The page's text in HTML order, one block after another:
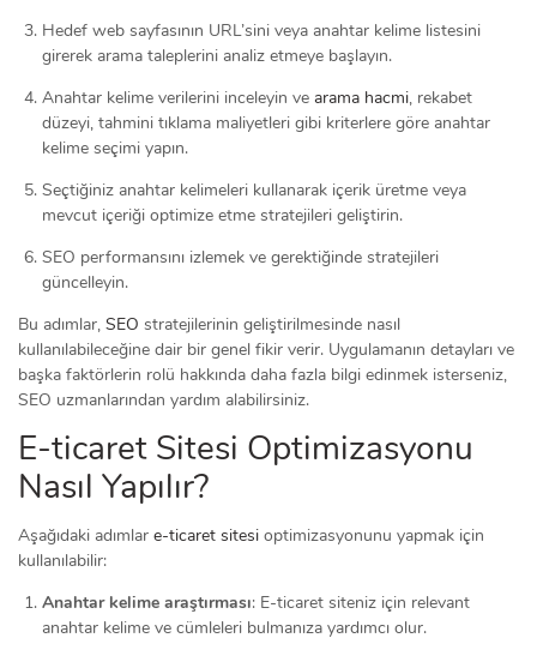
Hedef web sayfasının URL’sini veya anahtar kelime listesini
girerek arama taleplerini analiz etmeye başlayın.
Anahtar kelime verilerini inceleyin ve arama hacmi, rekabet
düzeyi, tahmini tıklama maliyetleri gibi kriterlere göre anahtar
kelime seçimi yapın.
Seçtiğiniz anahtar kelimeleri kullanarak içerik üretme veya
mevcut içeriği optimize etme stratejileri geliştirin.
SEO performansını izlemek ve gerektiğinde stratejileri
güncelleyin.
Bu adımlar, SEO stratejilerinin geliştirilmesinde nasıl
kullanılabileceğine dair bir genel fikir verir. Uygulamanın detayları ve
başka faktörlerin rolü hakkında daha fazla bilgi edinmek isterseniz,
SEO uzmanlarından yardım alabilirsiniz.
E-ticaret Sitesi Optimizasyonu
Nasıl Yapılır?
Aşağıdaki adımlar e-ticaret sitesi optimizasyonunu yapmak için
kullanılabilir:
Anahtar kelime araştırması: E-ticaret siteniz için relevant
anahtar kelime ve cümleleri bulmanıza yardımcı olur.